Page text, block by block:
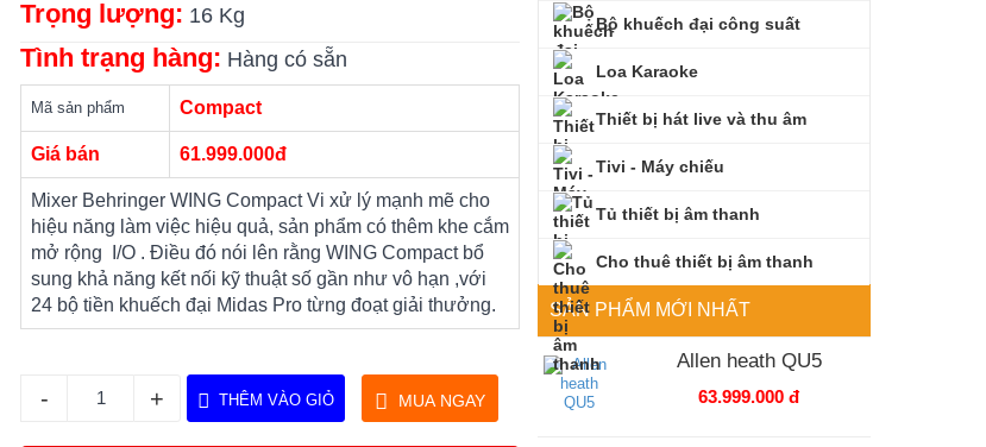
Trọng lượng: 16 Kg
Tình trạng hàng: Hàng có sẵn
Mã sản phẩm Compact
Giá bán 61.999.000đ
Mixer Behringer WING Compact Vi xử lý mạnh mẽ cho
hiệu năng làm việc hiệu quả, sản phẩm có thêm khe cắm
mở rộng I/O . Điều đó nói lên rằng WING Compact bổ
sung khả năng kết nối kỹ thuật số gần như vô hạn ,với
24 bộ tiền khuếch đại Midas Pro từng đoạt giải thưởng.
- + THÊM VÀO GIỎ MUA NGAY
Bộ khuếch đại công suất
Loa Karaoke
Thiết bị hát live và thu âm
Tivi - Máy chiếu
Tủ thiết bị âm thanh
Cho thuê thiết bị âm thanh
SẢN PHẨM MỚI NHẤT
Allen heath QU5
63.999.000 đ